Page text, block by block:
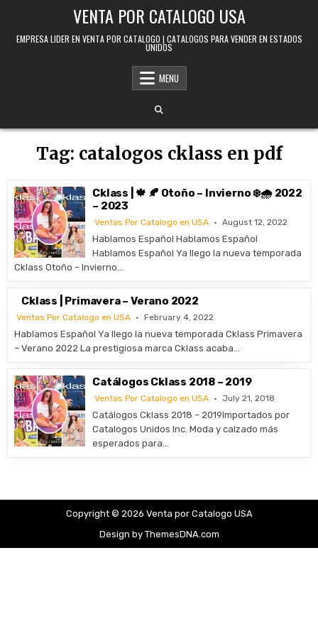
VENTA POR CATALOGO USA
EMPRESA LIDER EN VENTA POR CATALOGO | CATALOGOS PARA VENDER EN ESTADOS
UNIDOS
MENU
Tag: catalogos cklass en pdf
Cklass | 🍁 🍂 Otoño – Invierno ❄️🌧️ 2022
– 2023
Ventas Por Catalogo en USA August 12, 2022
Hablamos Español Hablamos Español
Hablamos Español Ya llego la nueva temporada
Cklass Otoño – Invierno…
Cklass | Primavera – Verano 2022
Ventas Por Catalogo en USA February 4, 2022
Hablamos Español Ya llego la nueva temporada Cklass Primavera
– Verano 2022 La prestigiosa marca Cklass acaba…
Catálogos Cklass 2018 – 2019
Ventas Por Catalogo en USA July 21, 2018
Catálogos Cklass 2018 – 2019Importados por
Catalogos Unidos Inc. Moda y calzado más
esperados para…
Copyright © 2026 Venta por Catalogo USA
Design by ThemesDNA.com